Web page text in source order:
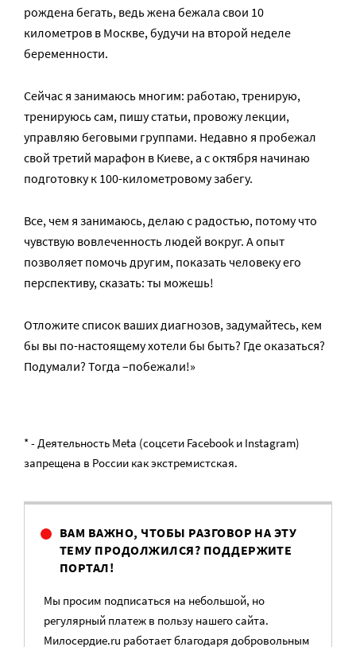
рождена бегать, ведь жена бежала свои 10
километров в Москве, будучи на второй неделе
беременности.
Сейчас я занимаюсь многим: работаю, тренирую,
тренируюсь сам, пишу статьи, провожу лекции,
управляю беговыми группами. Недавно я пробежал
свой третий марафон в Киеве, а с октября начинаю
подготовку к 100-километровому забегу.
Все, чем я занимаюсь, делаю с радостью, потому что
чувствую вовлеченность людей вокруг. А опыт
позволяет помочь другим, показать человеку его
перспективу, сказать: ты можешь!
Отложите список ваших диагнозов, задумайтесь, кем
бы вы по-настоящему хотели бы быть? Где оказаться?
Подумали? Тогда –побежали!»
* - Деятельность Meta (соцсети Facebook и Instagram)
запрещена в России как экстремистская.
ВАМ ВАЖНО, ЧТОБЫ РАЗГОВОР НА ЭТУ
ТЕМУ ПРОДОЛЖИЛСЯ? ПОДДЕРЖИТЕ
ПОРТАЛ!
Мы просим подписаться на небольшой, но
регулярный платеж в пользу нашего сайта.
Милосердие.ru работает благодаря добровольным